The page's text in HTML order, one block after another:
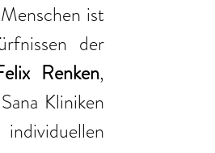
ist
der
Renken,
Kliniken